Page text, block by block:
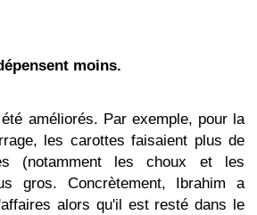
moins.
améliorés. Par exemple, pour la
les carottes faisaient plus de
(notamment les choux et les
gros. Concrètement, Ibrahim a
alors qu'il est resté dans le